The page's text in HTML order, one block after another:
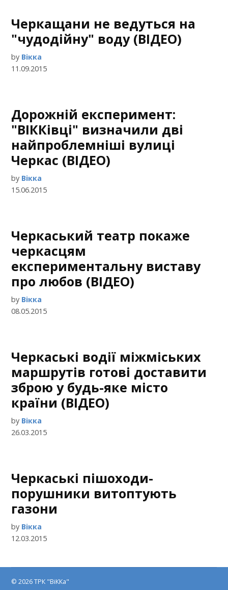
Черкащани не ведуться на
"чудодійну" воду (ВІДЕО)
by Вікка
11.09.2015
Дорожній експеримент:
"ВІККівці" визначили дві
найпроблемніші вулиці
Черкас (ВІДЕО)
by Вікка
15.06.2015
Черкаський театр покаже
черкасцям
експериментальну виставу
про любов (ВІДЕО)
by Вікка
08.05.2015
Черкаські водії міжміських
маршрутів готові доставити
зброю у будь-яке місто
країни (ВІДЕО)
by Вікка
26.03.2015
Черкаські пішоходи-
порушники витоптують
газони
by Вікка
12.03.2015
© 2026 ТРК "ВіККа"